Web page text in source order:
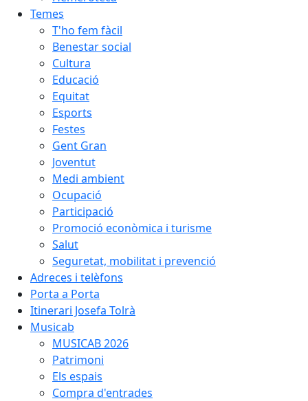
Temes
T'ho fem fàcil
Benestar social
Cultura
Educació
Equitat
Esports
Festes
Gent Gran
Joventut
Medi ambient
Ocupació
Participació
Promoció econòmica i turisme
Salut
Seguretat, mobilitat i prevenció
Adreces i telèfons
Porta a Porta
Itinerari Josefa Tolrà
Musicab
MUSICAB 2026
Patrimoni
Els espais
Compra d'entrades